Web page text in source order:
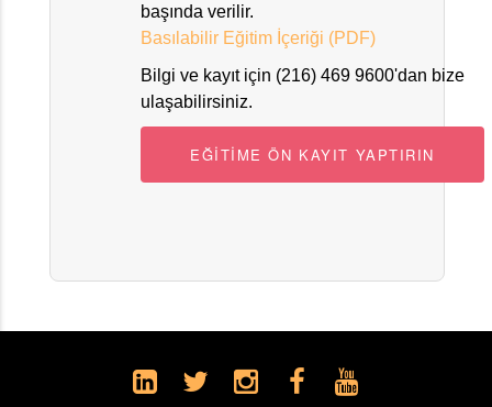
başında verilir.
Basılabilir Eğitim İçeriği (PDF)
Bilgi ve kayıt için (216) 469 9600'dan bize
ulaşabilirsiniz.
EĞİTİME ÖN KAYIT YAPTIRIN